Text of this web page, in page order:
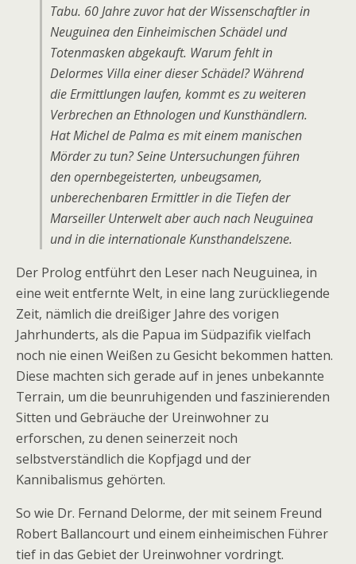
Tabu. 60 Jahre zuvor hat der Wissenschaftler in
Neuguinea den Einheimischen Schädel und
Totenmasken abgekauft. Warum fehlt in
Delormes Villa einer dieser Schädel? Während
die Ermittlungen laufen, kommt es zu weiteren
Verbrechen an Ethnologen und Kunsthändlern.
Hat Michel de Palma es mit einem manischen
Mörder zu tun? Seine Untersuchungen führen
den opernbegeisterten, unbeugsamen,
unberechenbaren Ermittler in die Tiefen der
Marseiller Unterwelt aber auch nach Neuguinea
und in die internationale Kunsthandelszene.
Der Prolog entführt den Leser nach Neuguinea, in
eine weit entfernte Welt, in eine lang zurückliegende
Zeit, nämlich die dreißiger Jahre des vorigen
Jahrhunderts, als die Papua im Südpazifik vielfach
noch nie einen Weißen zu Gesicht bekommen hatten.
Diese machten sich gerade auf in jenes unbekannte
Terrain, um die beunruhigenden und faszinierenden
Sitten und Gebräuche der Ureinwohner zu
erforschen, zu denen seinerzeit noch
selbstverständlich die Kopfjagd und der
Kannibalismus gehörten.
So wie Dr. Fernand Delorme, der mit seinem Freund
Robert Ballancourt und einem einheimischen Führer
tief in das Gebiet der Ureinwohner vordringt.